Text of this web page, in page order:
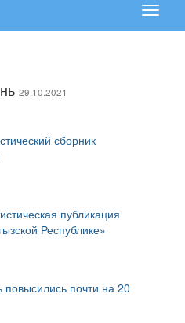
меню
29.10.2021
сборник
публикация
Республике»
повысились почти на 20